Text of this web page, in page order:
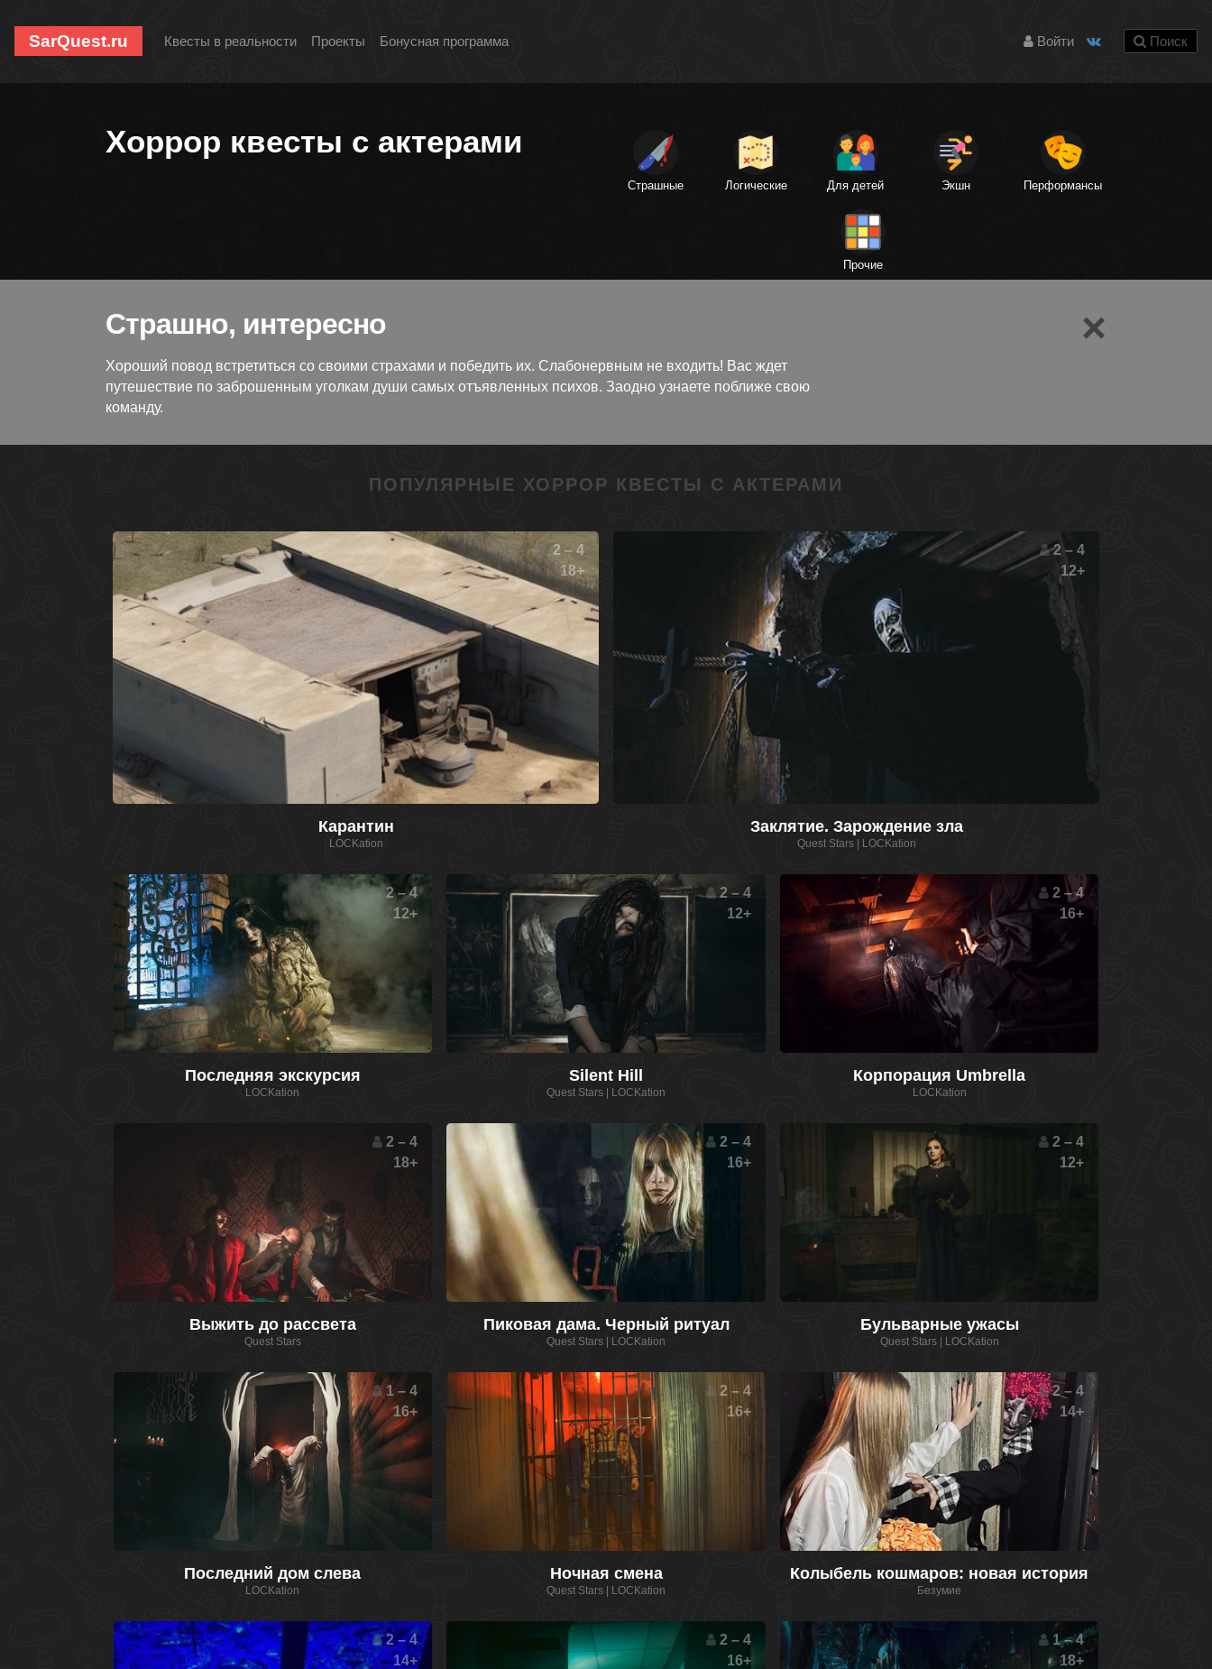
SarQuest.ru Квесты в реальности Проекты Бонусная программа Войти Поиск
Хоррор квесты с актерами
Страшные Логические Для детей Экшн Перформансы
Прочие
×
Страшно, интересно
Хороший повод встретиться со своими страхами и победить их. Слабонервным не входить! Вас ждет
путешествие по заброшенным уголкам души самых отъявленных психов. Заодно узнаете поближе свою
команду.
ПОПУЛЯРНЫЕ ХОРРОР КВЕСТЫ С АКТЕРАМИ
2 – 4
18+
Карантин
LOCKation
2 – 4
12+
Заклятие. Зарождение зла
Quest Stars | LOCKation
2 – 4
12+
Последняя экскурсия
LOCKation
2 – 4
12+
Silent Hill
Quest Stars | LOCKation
2 – 4
16+
Корпорация Umbrella
LOCKation
2 – 4
18+
Выжить до рассвета
Quest Stars
2 – 4
16+
Пиковая дама. Черный ритуал
Quest Stars | LOCKation
2 – 4
12+
Бульварные ужасы
Quest Stars | LOCKation
1 – 4
16+
Последний дом слева
LOCKation
2 – 4
16+
Ночная смена
Quest Stars | LOCKation
2 – 4
14+
Колыбель кошмаров: новая история
Безумие
2 – 4
14+
2 – 4
16+
1 – 4
18+